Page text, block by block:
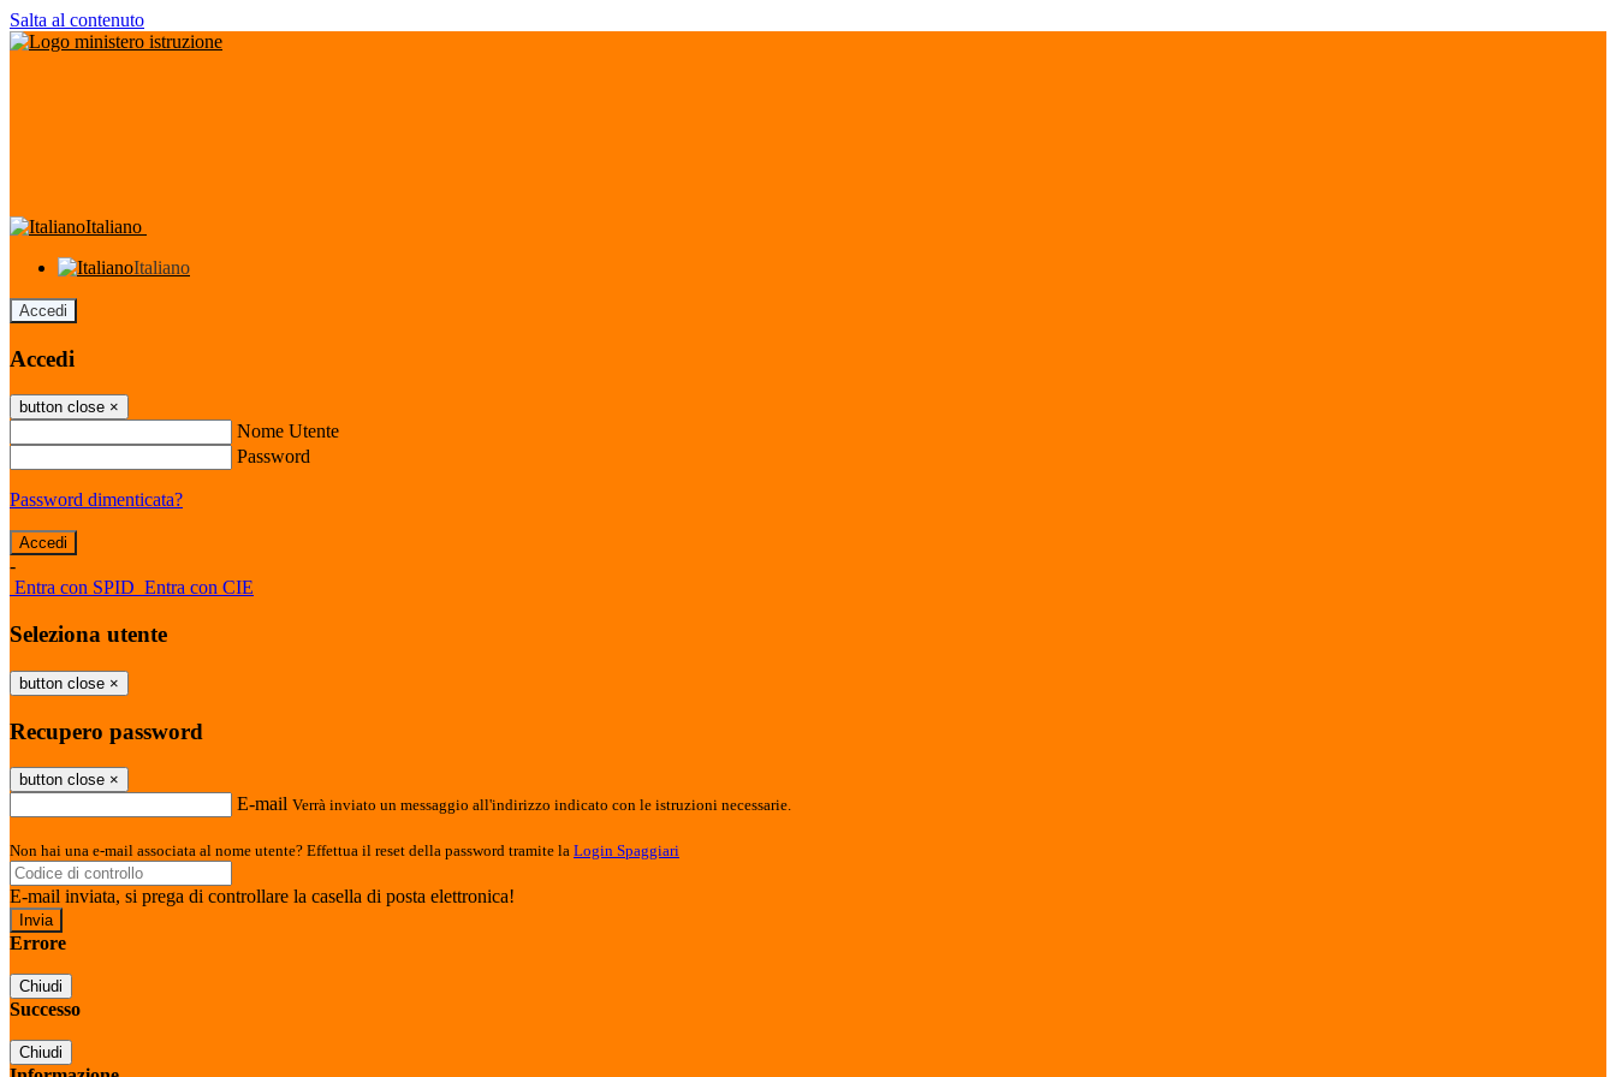
Salta al contenuto
Italiano
Italiano
Accedi
Accedi
button close ×
Nome Utente
Password
Password dimenticata?
-
Entra con SPID Entra con CIE
Seleziona utente
button close ×
Recupero password
button close ×
E-mail Verrà inviato un messaggio all'indirizzo indicato con le istruzioni necessarie.
Non hai una e-mail associata al nome utente? Effettua il reset della password tramite la Login Spaggiari
E-mail inviata, si prega di controllare la casella di posta elettronica!
Errore
Chiudi
Successo
Chiudi